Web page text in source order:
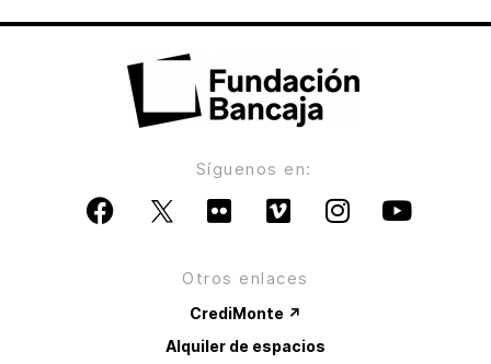
Síguenos en:
Otros enlaces
CrediMonte ↗
Alquiler de espacios